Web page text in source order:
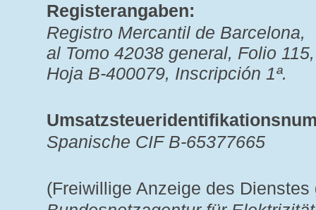
Registerangaben:
Registro Mercantil de Barcelona,
al Tomo 42038 general, Folio 115,
Hoja B-400079, Inscripción 1ª.
Spanische CIF B-65377665
(Freiwillige Anzeige des